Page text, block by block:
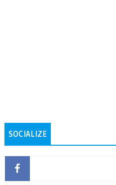
SOCIALIZE